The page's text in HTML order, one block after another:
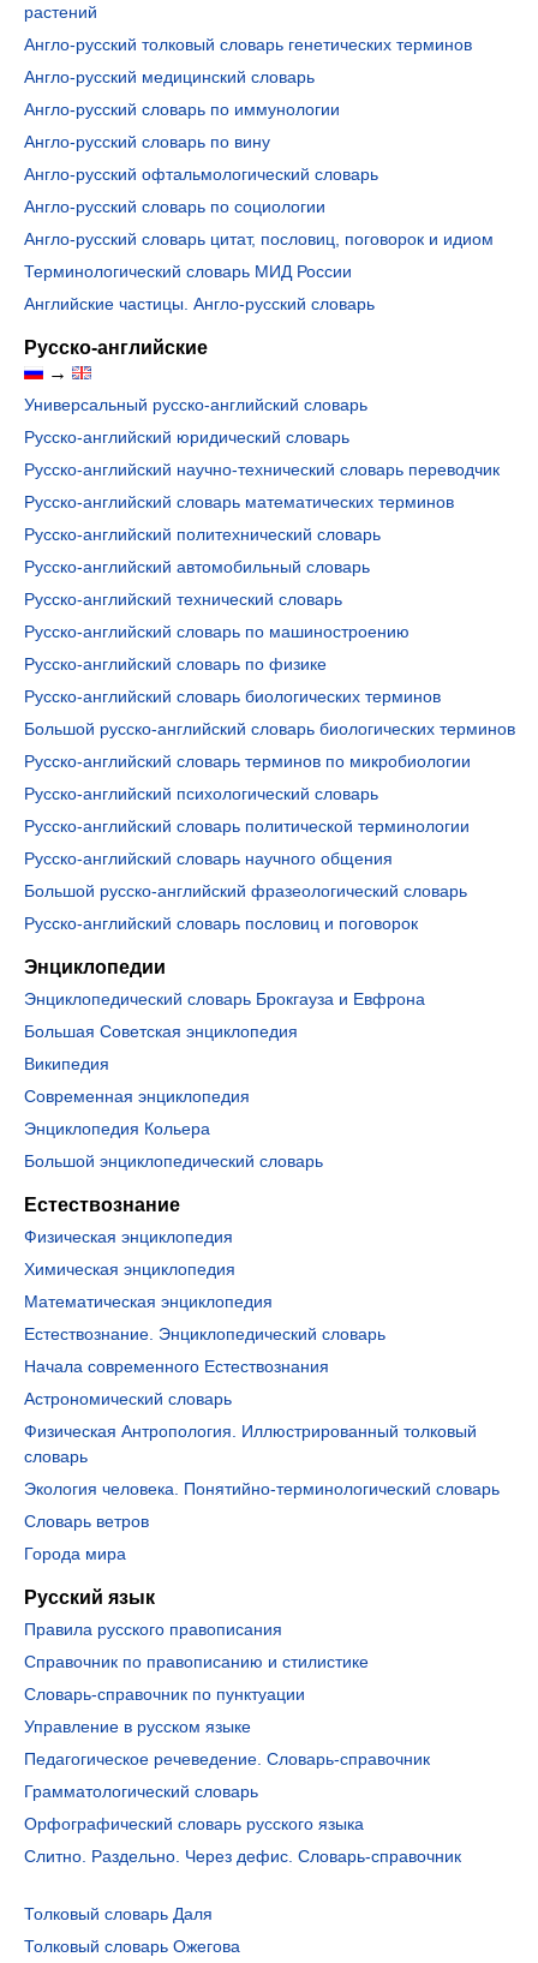
растений
Англо-русский толковый словарь генетических терминов
Англо-русский медицинский словарь
Англо-русский словарь по иммунологии
Англо-русский словарь по вину
Англо-русский офтальмологический словарь
Англо-русский словарь по социологии
Англо-русский словарь цитат, пословиц, поговорок и идиом
Терминологический словарь МИД России
Английские частицы. Англо-русский словарь
Русско-английские
→
Универсальный русско-английский словарь
Русско-английский юридический словарь
Русско-английский научно-технический словарь переводчик
Русско-английский словарь математических терминов
Русско-английский политехнический словарь
Русско-английский автомобильный словарь
Русско-английский технический словарь
Русско-английский словарь по машиностроению
Русско-английский словарь по физике
Русско-английский словарь биологических терминов
Большой русско-английский словарь биологических терминов
Русско-английский словарь терминов по микробиологии
Русско-английский психологический словарь
Русско-английский словарь политической терминологии
Русско-английский словарь научного общения
Большой русско-английский фразеологический словарь
Русско-английский словарь пословиц и поговорок
Энциклопедии
Энциклопедический словарь Брокгауза и Евфрона
Большая Советская энциклопедия
Википедия
Современная энциклопедия
Энциклопедия Кольера
Большой энциклопедический словарь
Естествознание
Физическая энциклопедия
Химическая энциклопедия
Математическая энциклопедия
Естествознание. Энциклопедический словарь
Начала современного Естествознания
Астрономический словарь
Физическая Антропология. Иллюстрированный толковый
словарь
Экология человека. Понятийно-терминологический словарь
Словарь ветров
Города мира
Русский язык
Правила русского правописания
Справочник по правописанию и стилистике
Словарь-справочник по пунктуации
Управление в русском языке
Педагогическое речеведение. Словарь-справочник
Грамматологический словарь
Орфографический словарь русского языка
Слитно. Раздельно. Через дефис. Словарь-справочник
Толковый словарь Даля
Толковый словарь Ожегова